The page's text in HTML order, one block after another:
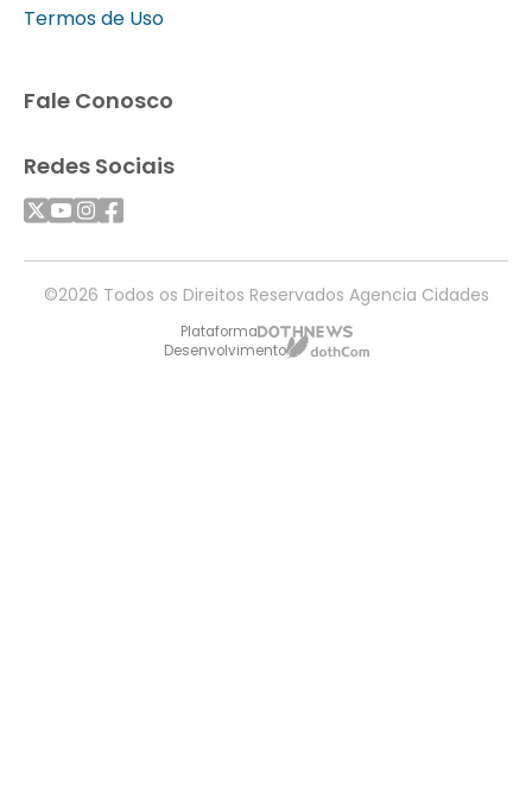
Termos de Uso
Fale Conosco
Redes Sociais
©2026 Todos os Direitos Reservados Agencia Cidades
Plataforma
Desenvolvimento